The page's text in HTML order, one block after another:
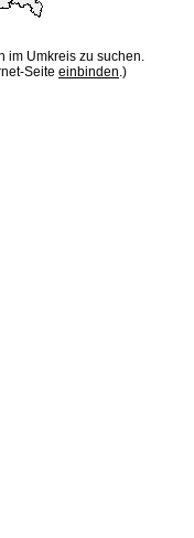
im Umkreis zu suchen.
Seite einbinden.)